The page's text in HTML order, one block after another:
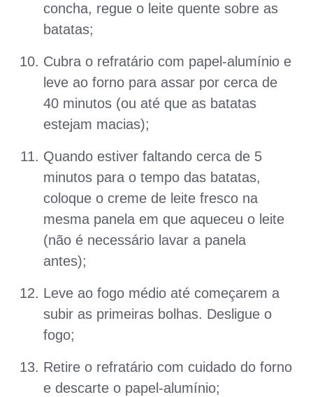
concha, regue o leite quente sobre as
batatas;
Cubra o refratário com papel-alumínio e
leve ao forno para assar por cerca de
40 minutos (ou até que as batatas
estejam macias);
Quando estiver faltando cerca de 5
minutos para o tempo das batatas,
coloque o creme de leite fresco na
mesma panela em que aqueceu o leite
(não é necessário lavar a panela
antes);
Leve ao fogo médio até começarem a
subir as primeiras bolhas. Desligue o
fogo;
Retire o refratário com cuidado do forno
e descarte o papel-alumínio;